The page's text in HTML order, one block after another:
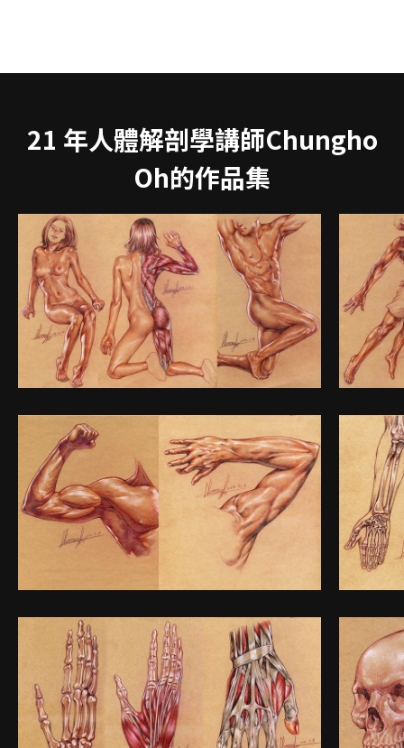
21 年人體解剖學講師Chungho
Oh的作品集